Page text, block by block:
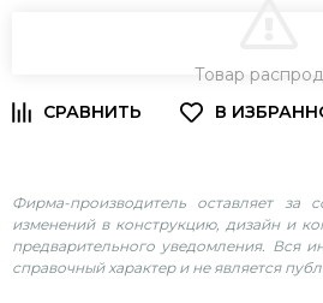
Товар
Фирма-производитель оставляет за
изменений в конструкцию, дизайн и
предварительного уведомления. Вся
справочный характер и не является